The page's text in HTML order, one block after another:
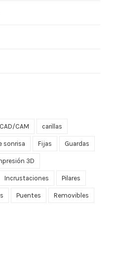
CAD/CAM carillas
sonrisa Fijas Guardas
3D
Incrustaciones Pilares
Puentes Removibles